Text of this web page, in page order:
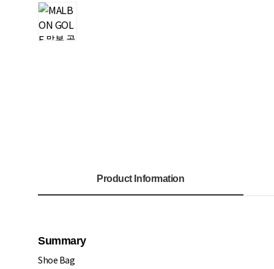
Product Information
Summary
Shoe Bag